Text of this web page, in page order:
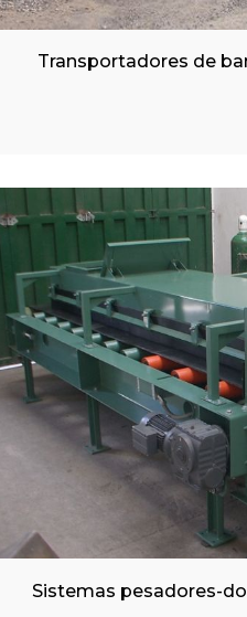
Transportadores de
Sistemas pesadores-